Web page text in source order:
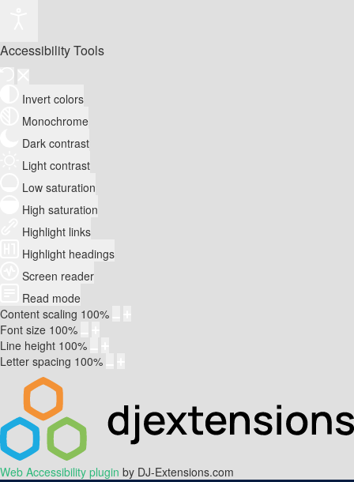
Accessibility Tools
Invert colors
Monochrome
Dark contrast
Light contrast
Low saturation
High saturation
Highlight links
Highlight headings
Screen reader
Read mode
Content scaling 100%
Font size 100%
Line height 100%
Letter spacing 100%
Web Accessibility plugin by DJ-Extensions.com